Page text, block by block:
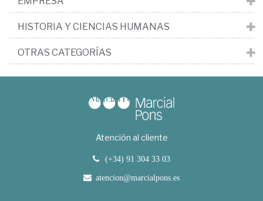
HISTORIA Y CIENCIAS HUMANAS
OTRAS CATEGORÍAS
Atención al cliente
(+34) 91 304 33 03
atencion@marcialpons.es